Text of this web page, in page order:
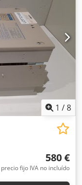
1 /8
580 €
precio fijo IVA no incluído